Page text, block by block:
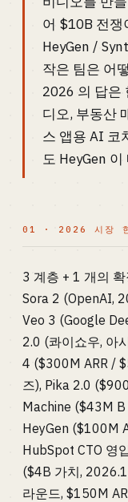
어 $10B 전쟁
HeyGen /
작은 팀은 어
2026 의 답은
디오, 부동산
스 앱용 AI 코
도 HeyGen
01 · 2026 시장
3 계층 + 1 개의
Sora 2 (OpenAI,
Veo 3 (Google
2.0 (콰이쇼우, 아
4 ($300M ARR /
즈), Pika 2.0
Machine ($43M B
HeyGen ($100M
HubSpot CTO 영
($4B 가치,
라운드, $150M